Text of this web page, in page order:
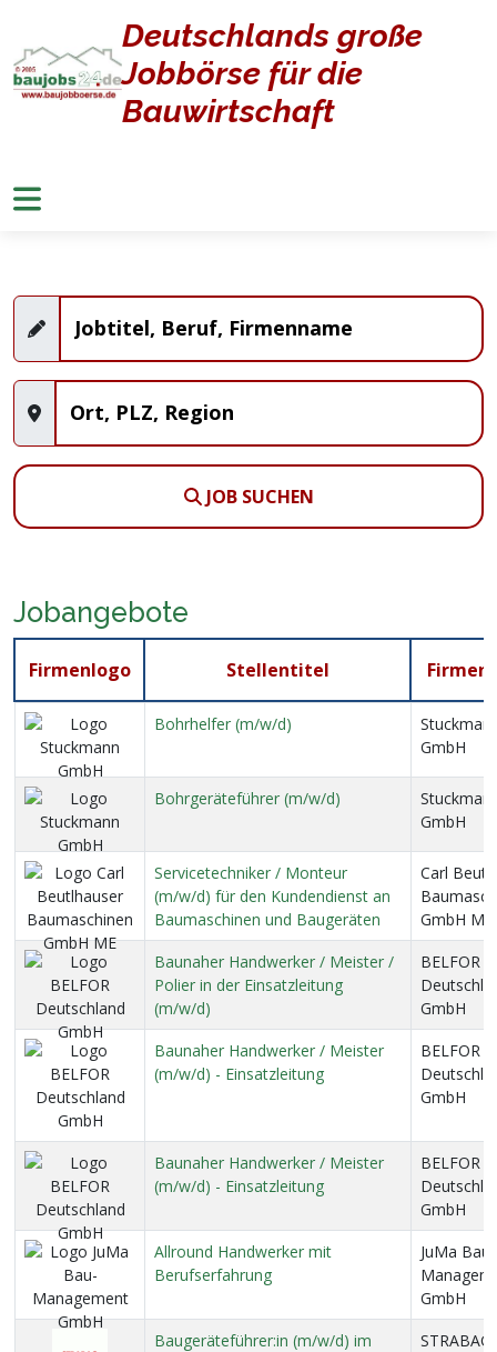
Deutschlands große
Jobbörse für die
Bauwirtschaft
Jobangebote
Home
Stellenangebote
JOB SUCHEN
Jobangebote
Firmenlogo Stellentitel
Bohrhelfer (m/w/d)
GmbH
Bohrgeräteführer (m/w/d)
GmbH
Servicetechniker / Monteur
(m/w/d) für den Kundendienst an
Baumaschinen und Baugeräten
Carl
GmbH ME
Baunaher Handwerker / Meister /
Polier in der Einsatzleitung
(m/w/d)
BELFOR
GmbH
Baunaher Handwerker / Meister
(m/w/d) - Einsatzleitung
BELFOR
GmbH
Baunaher Handwerker / Meister
(m/w/d) - Einsatzleitung
BELFOR
GmbH
Allround Handwerker mit
Berufserfahrung
JuMa Bau-
GmbH
Baugeräteführer:in (m/w/d) im
STRABAG